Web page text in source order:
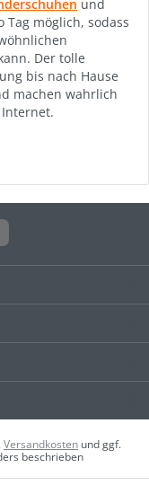
und
möglich, sodass
Der tolle
bis nach Hause
machen wahrlich
Versandkosten und ggf.
beschrieben